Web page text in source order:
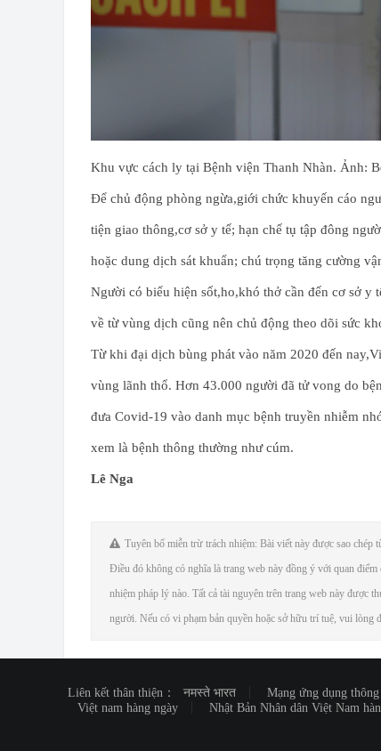
Khu vực cách ly tại Bệnh viện Thanh Nhàn. Ảnh:
Để chủ động phòng ngừa,giới chức khuyến cáo
tiện giao thông,cơ sở y tế; hạn chế tụ tập đông
hoặc dung dịch sát khuẩn; chú trọng tăng cường
Người có biểu hiện sốt,ho,khó thở cần đến cơ sở y
về từ vùng dịch cũng nên chủ động theo dõi sức
Từ khi đại dịch bùng phát vào năm 2020 đến
vùng lãnh thổ. Hơn 43.000 người đã tử vong do
đưa Covid-19 vào danh mục bệnh truyền nhiễm
xem là bệnh thông thường như cúm.
Lê Nga
Tuyên bố miễn trừ trách nhiệm: Bài viết này được sao chép
Điều đó không có nghĩa là trang web này đồng ý với quan
nhiệm pháp lý nào. Tất cả tài nguyên trên trang web này được
người. Nếu có vi phạm bản quyền hoặc sở hữu trí tuệ, vui lòng
Liên kết thân thiện： नमस्ते भारत Mạng ứng dụng
Việt nam hàng ngày
Nhật Bản Nhân dân Việt Nam